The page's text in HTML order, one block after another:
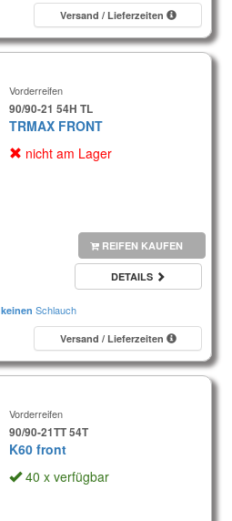
Versand / Lieferzeiten
Vorderreifen
90/90-21 54H TL
TRMAX FRONT
nicht am Lager
REIFEN KAUFEN
DETAILS
keinen Schlauch
Versand / Lieferzeiten
Vorderreifen
90/90-21TT 54T
K60 front
40 x verfügbar